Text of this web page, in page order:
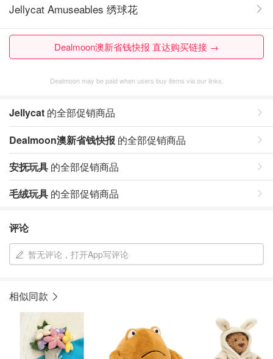
Jellycat Amuseables 绣球花
Dealmoon澳新省钱快报 直达购买链接 →
Dealmoon may be paid when users buy items via our links.
Jellycat 的全部促销商品
Dealmoon澳新省钱快报 的全部促销商品
安抚玩具 的全部促销商品
毛绒玩具 的全部促销商品
评论
暂无评论，打开App写评论
相似同款